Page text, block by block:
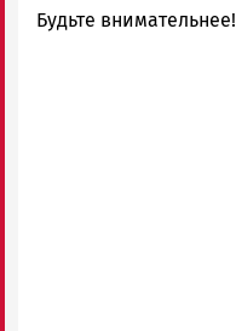
Будьте внимательнее!